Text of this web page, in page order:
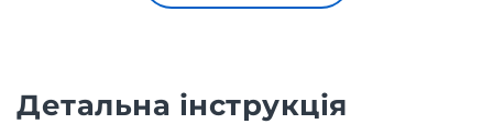
Детальна інструкція